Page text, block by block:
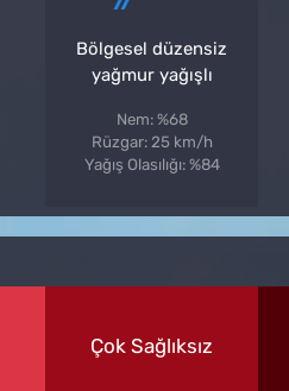
Bölgesel düzensiz
yağmur yağışlı
Nem: %68
Rüzgar: 25 km/h
Yağış Olasılığı: %84
Çok Sağlıksız